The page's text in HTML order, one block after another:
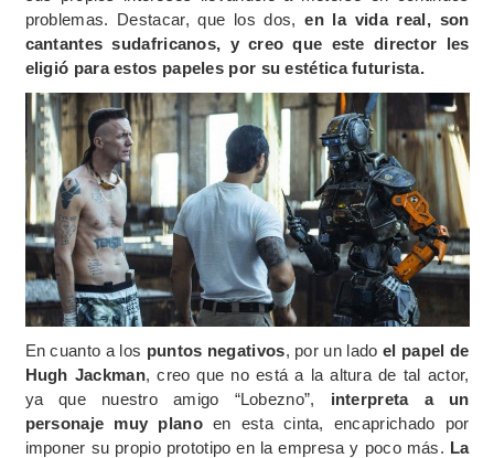
problemas. Destacar, que los dos,en la vida real, son
cantantes sudafricanos, y creo que este director les
eligió para estos papeles por su estética futurista.
En cuanto a los puntos negativos, por un ladoel papel de
Hugh Jackman, creo que no está a la altura de tal actor,
ya que nuestro amigo “Lobezno”, interpreta a un
personaje muy planoen esta cinta, encaprichado por
imponer su propio prototipo en la empresa y poco más. La